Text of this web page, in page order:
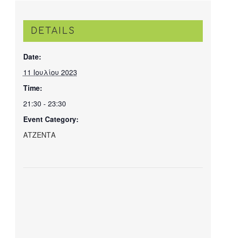
DETAILS
Date:
11 Ιουλίου 2023
Time:
21:30 - 23:30
Event Category:
ΑΤΖΕΝΤΑ